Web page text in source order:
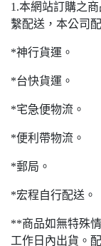
1.本網站訂購之
繫配送，本公司
*神行貨運。
*台快貨運。
*宅急便物流。
*便利帶物流。
*郵局。
*宏程自行配送。
**商品如無特殊
工作日內出貨。